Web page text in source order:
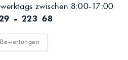
zwischen 8:00-17:00
- 223 68